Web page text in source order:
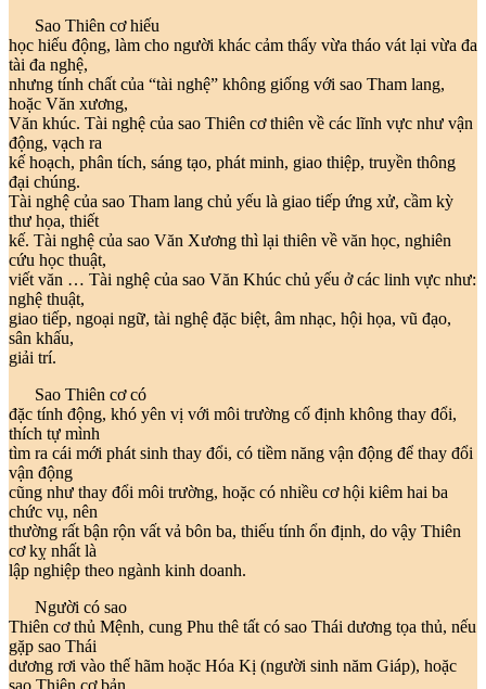
Sao Thiên cơ hiếu
học hiếu động, làm cho người khác cảm thấy vừa tháo vát lại vừa đa
tài đa nghệ,
nhưng tính chất của “tài nghệ” không giống với sao Tham lang,
hoặc Văn xương,
Văn khúc. Tài nghệ của sao Thiên cơ thiên về các lĩnh vực như vận
động, vạch ra
kế hoạch, phân tích, sáng tạo, phát minh, giao thiệp, truyền thông
đại chúng.
Tài nghệ của sao Tham lang chủ yếu là giao tiếp ứng xử, cầm kỳ
thư họa, thiết
kế. Tài nghệ của sao Văn Xương thì lại thiên về văn học, nghiên
cứu học thuật,
viết văn … Tài nghệ của sao Văn Khúc chủ yếu ở các linh vực như:
nghệ thuật,
giao tiếp, ngoại ngữ, tài nghệ đặc biệt, âm nhạc, hội họa, vũ đạo,
sân khấu,
giải trí.
Sao Thiên cơ có
đặc tính động, khó yên vị với môi trường cố định không thay đổi,
thích tự mình
tìm ra cái mới phát sinh thay đổi, có tiềm năng vận động để thay đổi
vận động
cũng như thay đổi môi trường, hoặc có nhiều cơ hội kiêm hai ba
chức vụ, nên
thường rất bận rộn vất vả bôn ba, thiếu tính ổn định, do vậy Thiên
cơ kỵ nhất là
lập nghiệp theo ngành kinh doanh.
Người có sao
Thiên cơ thủ Mệnh, cung Phu thê tất có sao Thái dương tọa thủ, nếu
gặp sao Thái
dương rơi vào thế hãm hoặc Hóa Kị (người sinh năm Giáp), hoặc